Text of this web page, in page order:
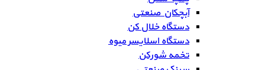
آبچکان صنعتی
دستگاه خلال کن
دستگاه اسلایسر میوه
تخمه شورکن